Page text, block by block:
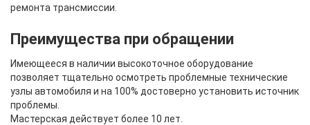
ремонта трансмиссии.
Преимущества при обращении
Имеющееся в наличии высокоточное оборудование
позволяет тщательно осмотреть проблемные технические
узлы автомобиля и на 100% достоверно установить источник
проблемы.
Мастерская действует более 10 лет.